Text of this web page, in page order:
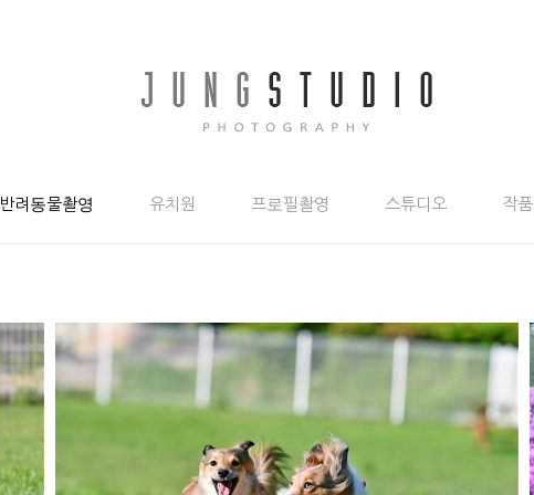
반려동물촬영 유치원 프로필촬영 스튜디오 작
달려라 ~~